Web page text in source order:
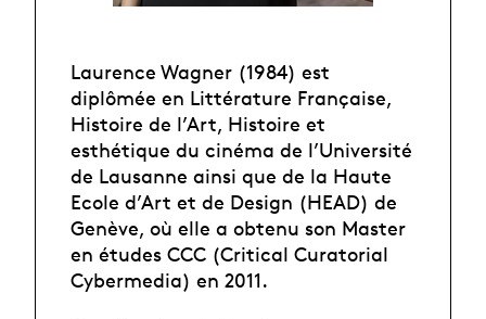
Laurence Wagner (1984) est
diplômée en Littérature Française,
Histoire de l’Art, Histoire et
esthétique du cinéma de l’Université
de Lausanne ainsi que de la Haute
Ecole d’Art et de Design (HEAD) de
Genève, où elle a obtenu son Master
en études CCC (Critical Curatorial
Cybermedia) en 2011.